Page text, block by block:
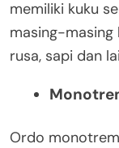
memiliki kuku
masing-masing
rusa, sapi dan
Ordo